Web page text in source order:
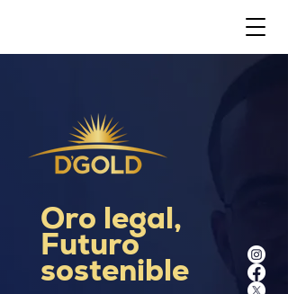
Oro legal,
Futuro
sostenible